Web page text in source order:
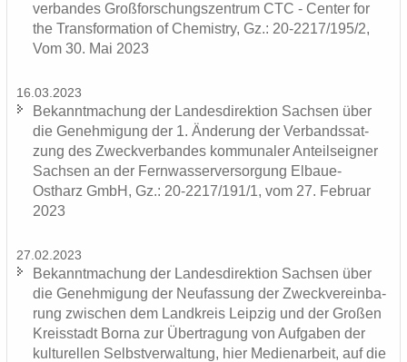
ver­ban­des Groß­for­schungs­zen­trum CTC - Cen­ter for
the Trans­for­ma­ti­on of Che­mis­try, Gz.: 20-2217/195/2,
Vom 30. Mai 2023
16.03.2023
Be­kannt­ma­chung der Lan­des­di­rek­ti­on Sach­sen über
die Ge­neh­mi­gung der 1. Än­de­rung der Ver­bands­sat­
zung des Zweck­ver­ban­des kom­mu­na­ler An­teils­eig­ner
Sach­sen an der Fern­was­ser­ver­sor­gung Elbaue-​
Ostharz GmbH, Gz.: 20-2217/191/1, vom 27. Fe­bru­ar
2023
27.02.2023
Be­kannt­ma­chung der Lan­des­di­rek­ti­on Sach­sen über
die Ge­neh­mi­gung der Neu­fas­sung der Zweck­ver­ein­ba­
rung zwi­schen dem Land­kreis Leip­zig und der Gro­ßen
Kreis­stadt Borna zur Über­tra­gung von Auf­ga­ben der
kul­tu­rel­len Selbst­ver­wal­tung, hier Me­di­en­ar­beit, auf die